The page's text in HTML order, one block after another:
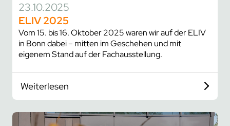
23.10.2025
ELIV 2025
Vom 15. bis 16. Oktober 2025 waren wir auf der ELIV
in Bonn dabei – mitten im Geschehen und mit
eigenem Stand auf der Fachausstellung.
Weiterlesen